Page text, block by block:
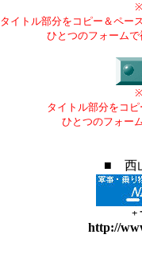
タイトル部分をコピー＆ペー
ひとつのフォーム
タイトル部分をコ
ひとつのフォー
■ 西
+
http://